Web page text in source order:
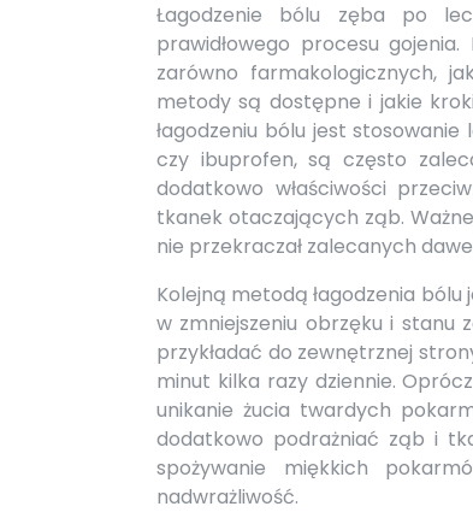
Łagodzenie bólu zęba po
prawidłowego procesu
zarówno farmakologicznych,
metody są dostępne i jakie
łagodzeniu bólu jest
czy ibuprofen, są często
dodatkowo właściwości
tkanek otaczających ząb.
nie przekraczał zalecanych
Kolejną metodą łagodzenia
w zmniejszeniu obrzęku i stanu
przykładać do zewnętrznej
minut kilka razy dziennie.
unikanie żucia twardych
dodatkowo podrażniać ząb i
spożywanie miękkich
nadwrażliwość.